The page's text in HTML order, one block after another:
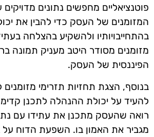
פוטנציאליים מחפשים נתונים
המזומנים של העסק כדי להבין את
בהתחייבויותיו ולהשקיע בהצלחה
מזומנים מסודר היטב מעניק תמונה
הפיננסית של העסק.
בנוסף, הצגת תחזיות תזרימי מזומנים
להעיד על יכולת ההנהלה לתכנן
רואה שהעסק מתכנן את עתידו עם
מגביר את האמון בו. השפעת הדוח על